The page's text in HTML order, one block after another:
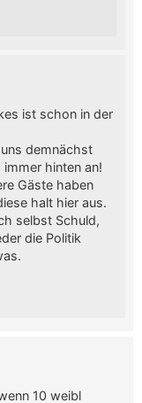
ist schon in der
demnächst
hinten an!
Gäste haben
halt hier aus.
selbst Schuld,
die Politik
10 weibl